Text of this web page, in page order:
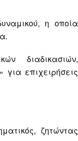
η οποία
διαδικασιών,
για επιχειρήσεις
ζητώντας